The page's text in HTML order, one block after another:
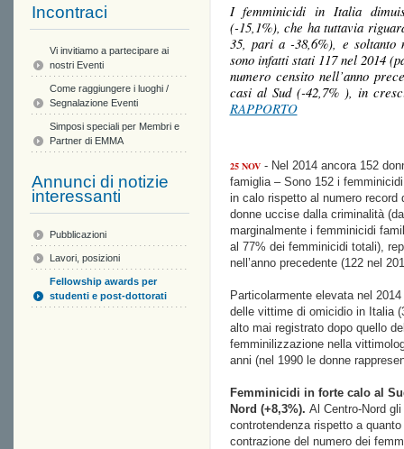
I femminicidi in Italia
(-15,1%), che ha tuttavia
35, pari a -38,6%), e
sono infatti stati 117 nel 2014
numero censito nell’anno
casi al Sud (-42,7% ), in
RAPPORTO
25 NOV - Nel 2014 ancora 152
famiglia – Sono 152 i
in calo rispetto al numero record
donne uccise dalla criminalità
marginalmente i femminicidi
al 77% dei femminicidi totali),
nell’anno precedente (122 nel
Particolarmente elevata nel
delle vittime di omicidio in Italia
alto mai registrato dopo quello
femminilizzazione nella
anni (nel 1990 le donne
Femminicidi in forte calo al
Nord (+8,3%). Al Centro-Nord
controtendenza rispetto a
contrazione del numero dei
Incontraci
Vi invitiamo a partecipare ai
nostri Eventi
Come raggiungere i luoghi /
Segnalazione Eventi
Simposi speciali per Membri e
Partner di EMMA
Annunci di notizie
interessanti
Pubblicazioni
Lavori, posizioni
Fellowship awards per
studenti e post-dottorati